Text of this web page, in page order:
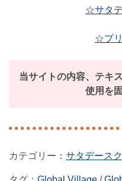
☆サタ
☆プ
当サイトの内容、テキ
使用を
サタデース